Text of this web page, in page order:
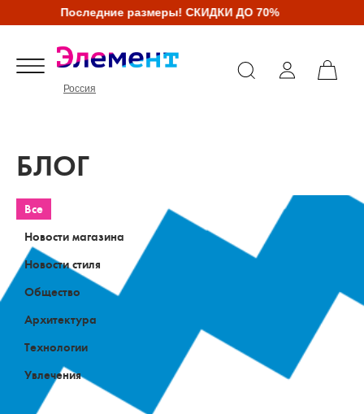
Последние размеры! СКИДКИ ДО 70%
Россия
БЛОГ
Все
Новости магазина
Новости стиля
Общество
Архитектура
Технологии
Увлечения